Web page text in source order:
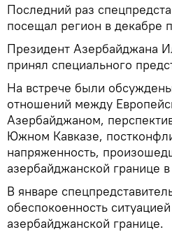
Последний раз
посещал регион в декабре
Президент Азербайджана
принял специального
На встрече были
отношений между
Азербайджаном,
Южном Кавказе,
напряженность,
азербайджанской границе
В январе
обеспокоенность
азербайджанской границе.